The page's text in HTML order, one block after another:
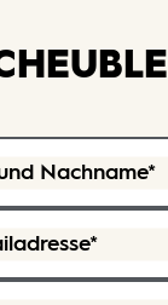
Nachname*
*